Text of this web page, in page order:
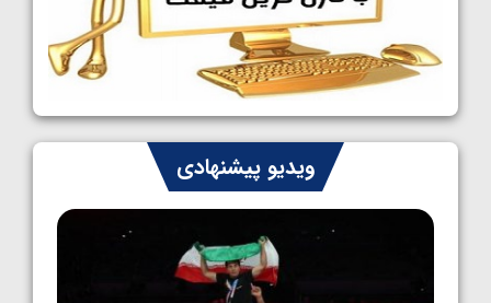
1405/05/08
کشتی فرنگی نوجوانان جهان؛ سکوی تیمی
سوم برای ایران
1405/05/07
ایران چشم به راه چهار مدال در پنج وزن دوم
کشتی فرنگی نوجوانان جهان
1405/05/06
ویدیو پیشنهادی